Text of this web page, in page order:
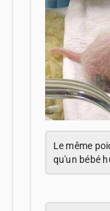
Le même
qu'un bébé